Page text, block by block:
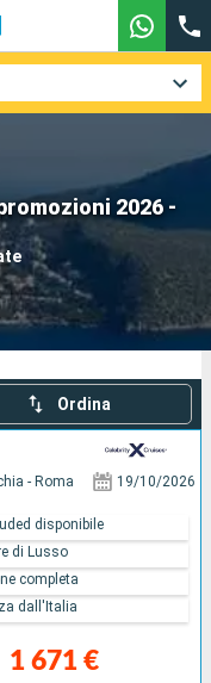
2026 -
Ordina
- Roma 19/10/2026
1 671 €
disponibile
di Lusso
completa
dall'Italia